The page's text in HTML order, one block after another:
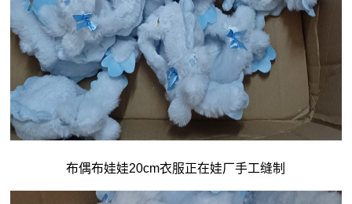
布偶布娃娃20cm衣服正在娃厂手工缝制